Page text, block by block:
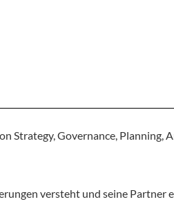
Strategy, Governance,
versteht und seine